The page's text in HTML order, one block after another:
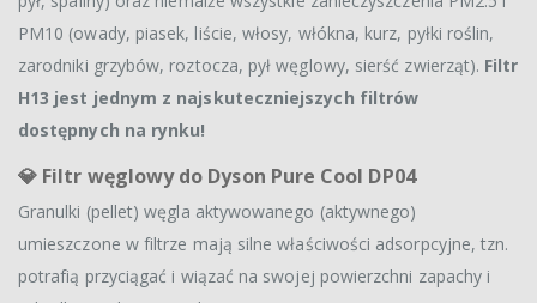
PM10 (owady, piasek, liście, włosy, włókna, kurz, pyłki roślin,
zarodniki grzybów, roztocza, pył węglowy, sierść zwierząt). Filtr
H13 jest jednym z najskuteczniejszych filtrów
dostępnych na rynku!
💎 Filtr węglowy do Dyson Pure Cool DP04
Granulki (pellet) węgla aktywowanego (aktywnego)
umieszczone w filtrze mają silne właściwości adsorpcyjne, tzn.
potrafią przyciągać i wiązać na swojej powierzchni zapachy i